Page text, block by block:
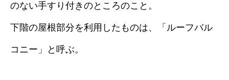
のない手すり付きのところのこと。
下階の屋根部分を利用したものは、「ルーフバル
コニー」と呼ぶ。